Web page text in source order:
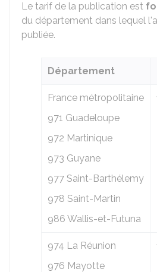
Le tarif de la publication est
du département dans lequel
publiée.
Département
France métropolitaine
971 Guadeloupe
972 Martinique
973 Guyane
977 Saint-Barthélemy
978 Saint-Martin
986 Wallis-et-Futuna
974 La Réunion
976 Mayotte